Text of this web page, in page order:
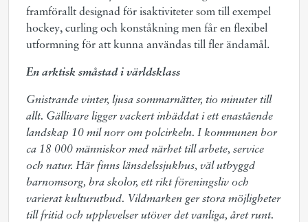
framförallt designad för isaktiviteter som till exempel
hockey, curling och konståkning men får en flexibel
utformning för att kunna användas till fler ändamål.
En arktisk småstad i världsklass
Gnistrande vinter, ljusa sommarnätter, tio minuter till
allt. Gällivare ligger vackert inbäddat i ett enastående
landskap 10 mil norr om polcirkeln. I kommunen bor
ca 18 000 människor med närhet till arbete, service
och natur. Här finns länsdelssjukhus, väl utbyggd
barnomsorg, bra skolor, ett rikt föreningsliv och
varierat kulturutbud. Vildmarken ger stora möjligheter
till fritid och upplevelser utöver det vanliga, året runt.